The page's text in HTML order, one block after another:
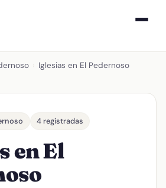
Iglesias en El Pedernoso
4 registradas
en El